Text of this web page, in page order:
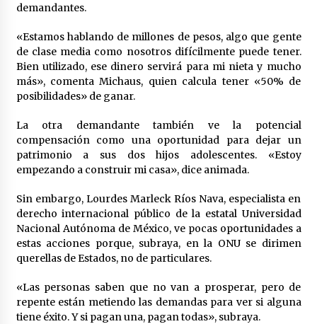
demandantes.
«Estamos hablando de millones de pesos, algo que gente
de clase media como nosotros difícilmente puede tener.
Bien utilizado, ese dinero servirá para mi nieta y mucho
más», comenta Michaus, quien calcula tener «50% de
posibilidades» de ganar.
La otra demandante también ve la potencial
compensación como una oportunidad para dejar un
patrimonio a sus dos hijos adolescentes. «Estoy
empezando a construir mi casa», dice animada.
Sin embargo, Lourdes Marleck Ríos Nava, especialista en
derecho internacional público de la estatal Universidad
Nacional Autónoma de México, ve pocas oportunidades a
estas acciones porque, subraya, en la ONU se dirimen
querellas de Estados, no de particulares.
«Las personas saben que no van a prosperar, pero de
repente están metiendo las demandas para ver si alguna
tiene éxito. Y si pagan una, pagan todas», subraya.